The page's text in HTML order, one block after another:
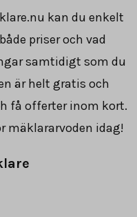
kan du enkelt
priser och vad
samtidigt som du
är helt gratis och
få offerter inom kort.
mäklararvoden idag!